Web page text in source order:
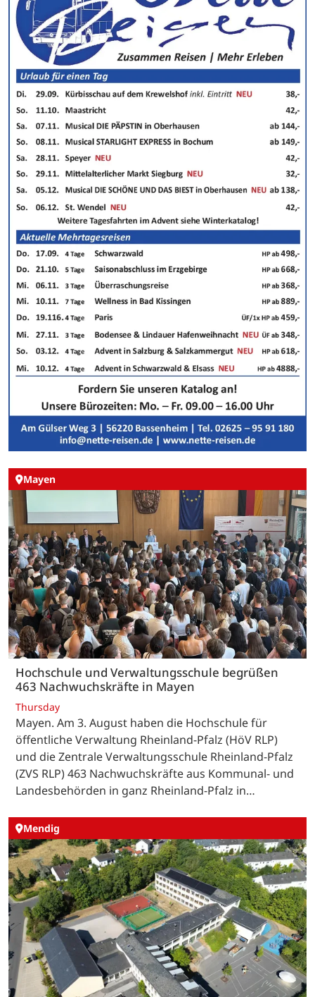
Mayen
Hochschule und Verwaltungsschule begrüßen
463 Nachwuchskräfte in Mayen
Thursday
Mayen. Am 3. August haben die Hochschule für
öffentliche Verwaltung Rheinland-Pfalz (HöV RLP)
und die Zentrale Verwaltungsschule Rheinland-Pfalz
(ZVS RLP) 463 Nachwuchskräfte aus Kommunal- und
Landesbehörden in ganz Rheinland-Pfalz in…
Mendig